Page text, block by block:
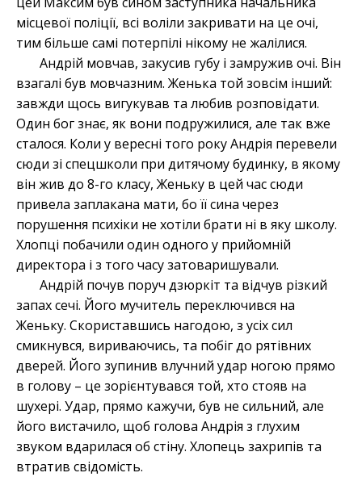
місцевої поліції, всі воліли закривати на це очі,
тим більше самі потерпілі нікому не жалілися.
Андрій мовчав, закусив губу і замружив очі. Він
взагалі був мовчазним. Женька той зовсім інший:
завжди щось вигукував та любив розповідати.
Один бог знає, як вони подружилися, але так вже
сталося. Коли у вересні того року Андрія перевели
сюди зі спецшколи при дитячому будинку, в якому
він жив до 8-го класу, Женьку в цей час сюди
привела заплакана мати, бо її сина через
порушення психіки не хотіли брати ні в яку школу.
Хлопці побачили один одного у прийомній
директора і з того часу затоваришували.
Андрій почув поруч дзюркіт та відчув різкий
запах сечі. Його мучитель переключився на
Женьку. Скориставшись нагодою, з усіх сил
смикнувся, вириваючись, та побіг до рятівних
дверей. Його зупинив влучний удар ногою прямо
в голову – це зорієнтувався той, хто стояв на
шухері. Удар, прямо кажучи, був не сильний, але
його вистачило, щоб голова Андрія з глухим
звуком вдарилася об стіну. Хлопець захрипів та
втратив свідомість.